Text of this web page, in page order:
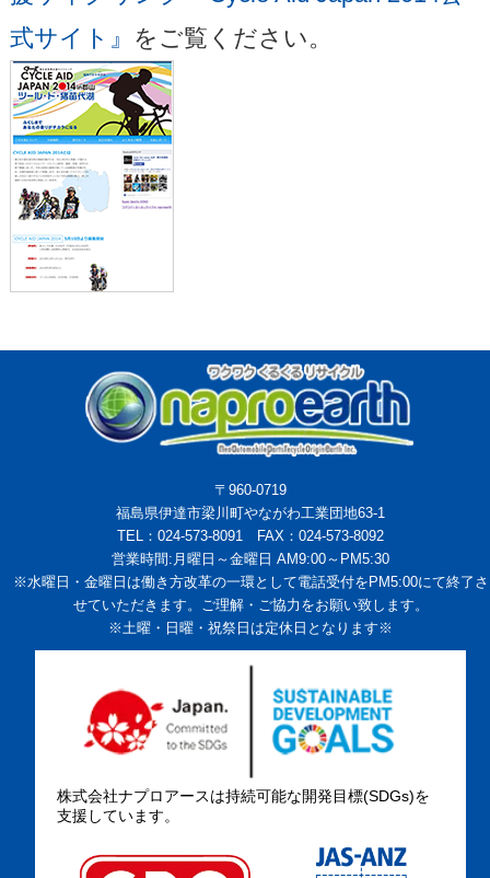
式サイト』 をご覧ください。
〒960-0719
福島県伊達市梁川町やながわ工業団地63-1
TEL：024-573-8091 FAX：024-573-8092
営業時間:月曜日～金曜日 AM9:00～PM5:30
※水曜日・金曜日は働き方改革の一環として電話受付をPM5:00にて終了さ
せていただきます。ご理解・ご協力をお願い致します。
※土曜・日曜・祝祭日は定休日となります※
株式会社ナプロアースは持続可能な開発目標(SDGs)を
支援しています。